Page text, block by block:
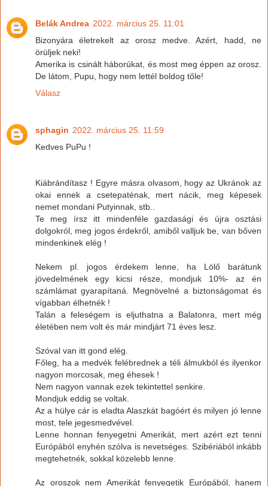
Belák Andrea 2022. március 25. 11:01
Bizonyára életrekelt az orosz medve. Azért, hadd, ne
örüljek neki!
Amerika is csinált háborúkat, és most meg éppen az orosz.
De látom, Pupu, hogy nem lettél boldog tőle!
Válasz
sphagin 2022. március 25. 11:59
Kedves PuPu !
Kiábrándítasz ! Egyre másra olvasom, hogy az Ukránok az
okai ennek a csetepaténak, mert nácik, meg képesek
nemet mondani Putyinnak, stb..
Te meg írsz itt mindenféle gazdasági és újra osztási
dolgokról, meg jogos érdekről, amiből valljuk be, van bőven
mindenkinek elég !
Nekem pl. jogos érdekem lenne, ha Lölő barátunk
jövedelmének egy kicsi része, mondjuk 10%- az én
számlámat gyarapítaná. Megnövelné a biztonságomat és
vígabban élhetnék !
Talán a feleségem is eljuthatna a Balatonra, mert még
életében nem volt és már mindjárt 71 éves lesz.
Szóval van itt gond elég.
Főleg, ha a medvék felébrednek a téli álmukból és ilyenkor
nagyon morcosak, meg éhesek !
Nem nagyon vannak ezek tekintettel senkire.
Mondjuk eddig se voltak.
Az a hülye cár is eladta Alaszkát bagóért és milyen jó lenne
most, tele jegesmedvével.
Lenne honnan fenyegetni Amerikát, mert azért ezt tenni
Európából enyhén szólva is nevetséges. Szibériából inkább
megtehetnék, sokkal közelebb lenne.
Az oroszok nem Amerikát fenyegetik Európából, hanem